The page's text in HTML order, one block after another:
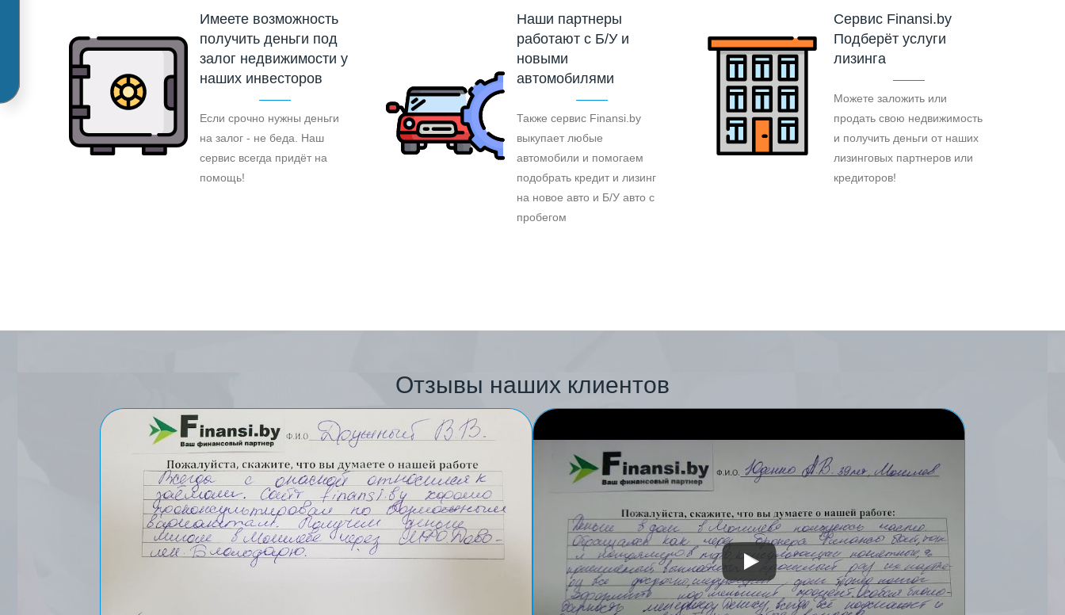
Имеете возможность
получить деньги под
залог недвижимости у
наших инвесторов
Если срочно нужны деньги
на залог - не беда. Наш
сервис всегда придёт на
помощь!
Наши партнеры
работают с Б/У и
новыми
автомобилями
Также сервис Finansi.by
выкупает любые
автомобили и помогаем
подобрать кредит и лизинг
на новое авто и Б/У авто с
пробегом
Cервис Finansi.by
Подберёт услуги
лизинга
Можете заложить или
продать свою недвижимость
и получить деньги от наших
лизинговых партнеров или
кредиторов!
Отзывы наших клиентов